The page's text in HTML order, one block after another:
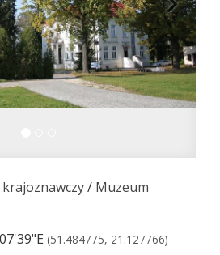
/ Muzeum
(51.484775, 21.127766)